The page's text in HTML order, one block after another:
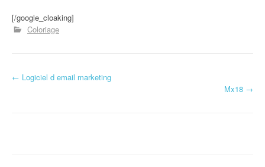
[/google_cloaking]
Coloriage
Navigation d'article
← Logiciel d email marketing
Mx18 →